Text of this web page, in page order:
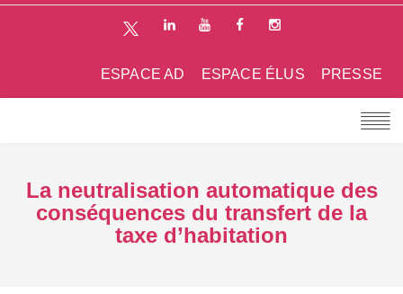
PRESSE
ESPACE ÉLUS
ESPACE AD
La neutralisation automatique des
conséquences du transfert de la
taxe d’habitation